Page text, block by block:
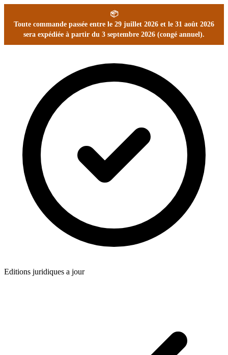
📦
Toute commande passée entre le 29 juillet 2026 et le 31 août 2026
sera expédiée à partir du 3 septembre 2026 (congé annuel).
Editions juridiques a jour